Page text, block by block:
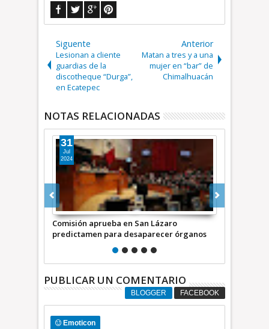
Siguente
Lesionan a cliente
guardias de la
discotheque “Durga”,
en Ecatepec
Anterior
Matan a tres y a una
mujer en “bar” de
Chimalhuacán
NOTAS RELACIONADAS
En San Lázaro… Mier se reúne con Ebrard y
un grupo de legisladorxs para garantizar
21
Sep
2023
PUBLICAR UN COMENTARIO
BLOGGER FACEBOOK
Emoticon